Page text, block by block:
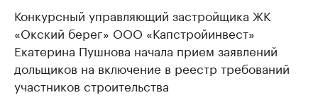
Конкурсный управляющий застройщика ЖК
«Окский берег» ООО «Капстройинвест»
Екатерина Пушнова начала прием заявлений
дольщиков на включение в реестр требований
участников строительства